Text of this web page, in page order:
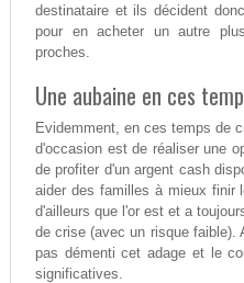
destinataire et ils décident
pour en acheter un autre
proches.
Une aubaine en ces
Evidemment, en ces temps de
d'occasion est de réaliser une
de profiter d'un argent cash
aider des familles à mieux finir
d'ailleurs que l'or est et a
de crise (avec un risque faible).
pas démenti cet adage et le
significatives.